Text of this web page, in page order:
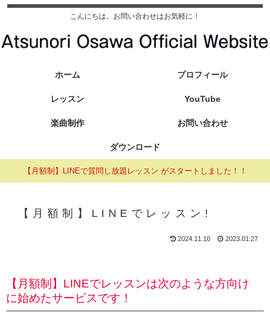
こんにちは。お問い合わせはお気軽に！
ホーム プロフィール
レッスン YouTube
楽曲制作 お問い合わせ
ダウンロード
【月額制】LINEで質問し放題レッスン がスタートしました！！
【月額制】LINEでレッスン!
2024.11.10 2023.01.27
【月額制】LINEでレッスンは次のような方向け
に始めたサービスです！